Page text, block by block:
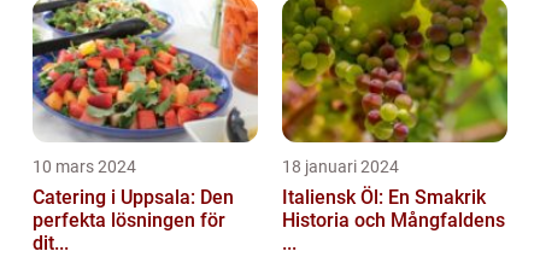
10 mars 2024
Catering i Uppsala: Den
perfekta lösningen för
dit...
18 januari 2024
Italiensk Öl: En Smakrik
Historia och Mångfaldens
...